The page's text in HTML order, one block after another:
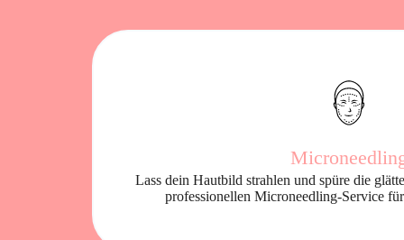
Lass dein Hautbild strahlen und spüre die
professionellen Microneedling-Service